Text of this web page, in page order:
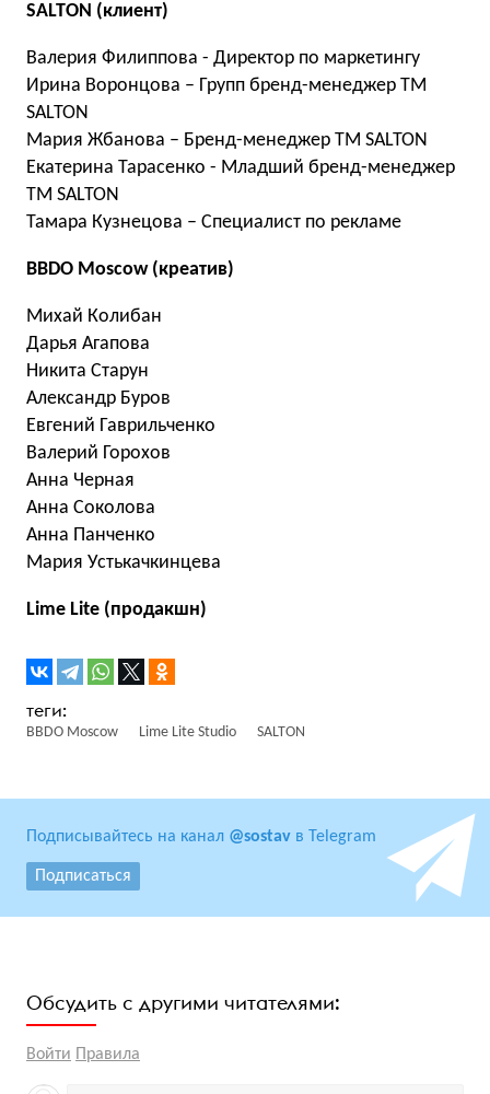
SALTON (клиент)
Валерия Филиппова - Директор по маркетингу
Ирина Воронцова – Групп бренд-менеджер ТМ
SALTON
Мария Жбанова – Бренд-менеджер ТМ SALTON
Екатерина Тарасенко - Младший бренд-менеджер
ТМ SALTON
Тамара Кузнецова – Специалист по рекламе
BBDO Moscow (креатив)
Михай Колибан
Дарья Агапова
Никита Старун
Александр Буров
Евгений Гаврильченко
Валерий Горохов
Анна Черная
Анна Соколова
Анна Панченко
Мария Устькачкинцева
Lime Lite (продакшн)
BBDO Moscow Lime Lite Studio SALTON
Подписывайтесь на канал @sostav в Telegram
Подписаться
Обсудить с другими читателями:
Войти Правила